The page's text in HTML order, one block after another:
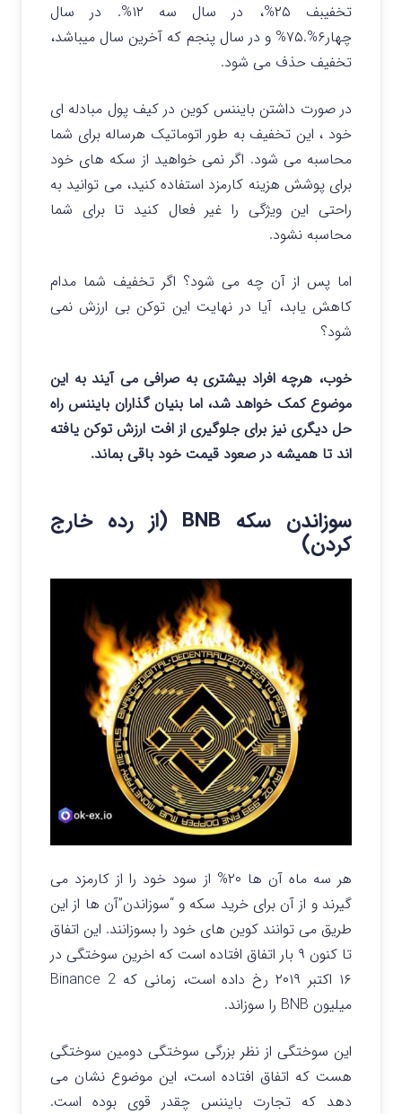
تخفیبف ۲۵%، در سال سه ۱۲%. در سال
چهار۶%.۷۵% و در سال پنجم که آخرین سال میباشد،
تخفیف حذف می شود.
در صورت داشتن بایننس کوین در کیف پول مبادله ای
خود ، این تخفیف به طور اتوماتیک هرساله برای شما
محاسبه می شود. اگر نمی خواهید از سکه های خود
برای پوشش هزینه کارمزد استفاده کنید، می توانید به
راحتی این ویژگی را غیر فعال کنید تا برای شما
محاسبه نشود.
اما پس از آن چه می شود؟ اگر تخفیف شما مدام
کاهش یابد، آیا در نهایت این توکن بی ارزش نمی
شود؟
خوب، هرچه افراد بیشتری به صرافی می آیند به این
موضوع کمک خواهد شد، اما بنیان گذاران بایننس راه
حل دیگری نیز برای جلوگیری از افت ارزش توکن یافته
اند تا همیشه در صعود قیمت خود باقی بماند.
سوزاندن سکه BNB (از رده خارج
کردن)
هر سه ماه آن ها ۲۰% از سود خود را از کارمزد می
گیرند و از آن برای خرید سکه و “سوزاندن”آن ها از این
طریق می توانند کوین های خود را بسوزانند. این اتفاق
تا کنون ۹ بار اتفاق افتاده است که اخرین سوختگی در
۱۶ اکتبر ۲۰۱۹ رخ داده است، زمانی که Binance 2
میلیون BNB را سوزاند.
این سوختگی از نظر بزرگی سوختگی دومین سوختگی
هست که اتفاق افتاده است، این موضوع نشان می
دهد که تجارت بایننس چقدر قوی بوده است.